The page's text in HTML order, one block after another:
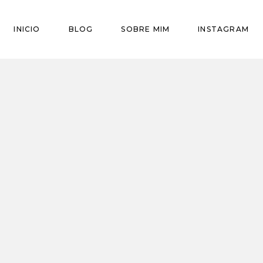
INICIO BLOG SOBRE MIM INSTAGRAM